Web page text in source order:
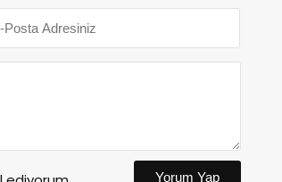
Yorum Yap